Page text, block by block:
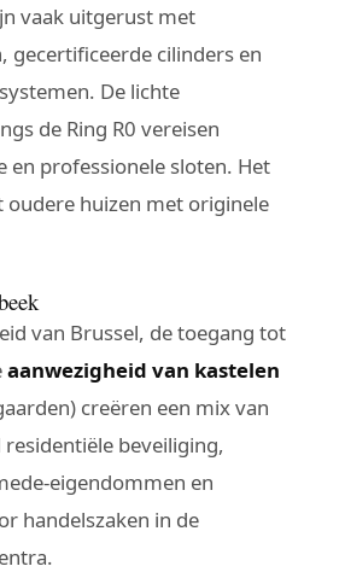
vaak uitgerust met
gecertificeerde cilinders en
De lichte
de Ring R0 vereisen
en professionele sloten. Het
huizen met originele
van Brussel, de toegang tot
aanwezigheid van kastelen
creëren een mix van
beveiliging,
eigendommen en
handelszaken in de